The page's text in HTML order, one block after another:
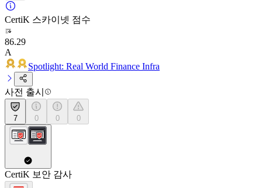
CertiK 스카이넷 점수
86.29
A
Spotlight: Real World Finance Infra
사전 출시
7 0 0 0
CertiK 보안 감사